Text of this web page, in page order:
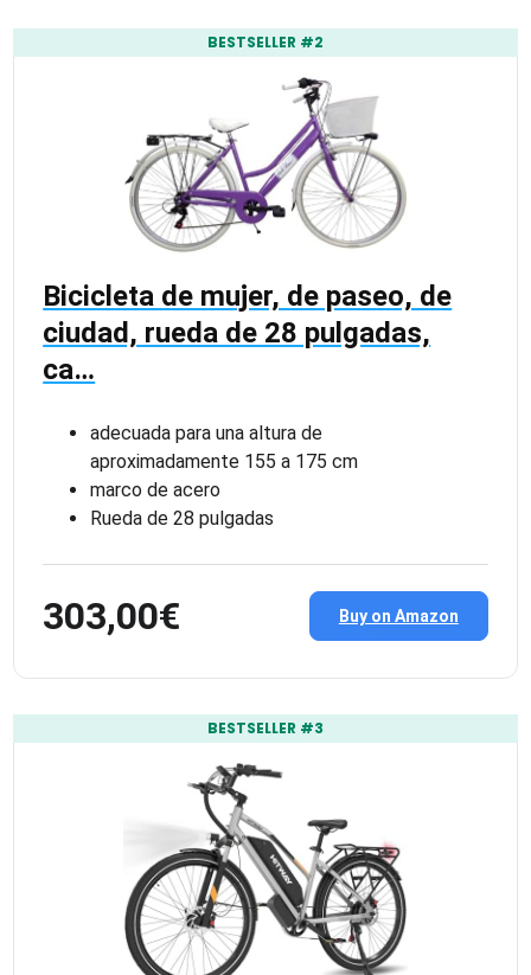
BESTSELLER #2
Bicicleta de mujer, de paseo, de
ciudad, rueda de 28 pulgadas,
ca…
adecuada para una altura de
aproximadamente 155 a 175 cm
marco de acero
Rueda de 28 pulgadas
303,00€ Buy on Amazon
BESTSELLER #3